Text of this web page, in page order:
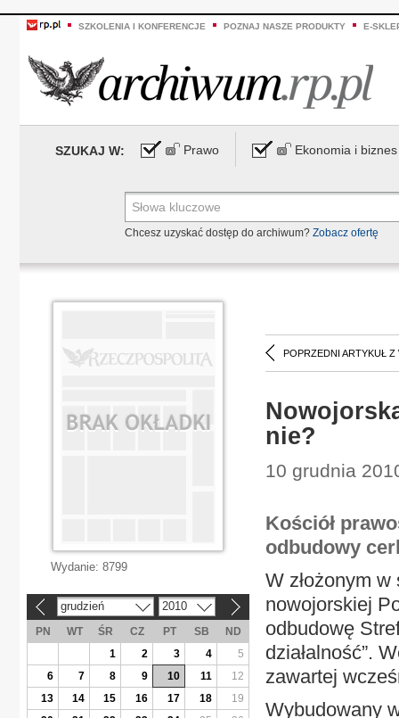
SZKOLENIA I KONFERENCJE POZNAJ NASZE PRODUKTY E-
SZUKAJ W: Prawo Ekonomia i biznes
Chcesz uzyskać dostęp do archiwum? Zobacz ofertę
POPRZEDNI ARTYKUŁ Z
nie?
10 grudnia
Kościół
odbudowy
W złożonym w
nowojorskiej
odbudowę
działalność”.
zawartej
Wybudowany
Wydanie: 8799
grudzień 2010
PN WT ŚR CZ PT SB
ND
1
2 3 4
5
6
7 8 9 10 11
12
13
14 15 16 17 18
19